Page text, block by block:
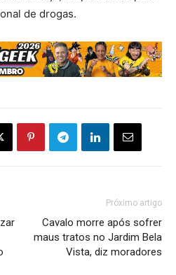
de drogas.
Próximo artigo
Cavalo morre após sofrer
maus tratos no Jardim Bela
Vista, diz moradores